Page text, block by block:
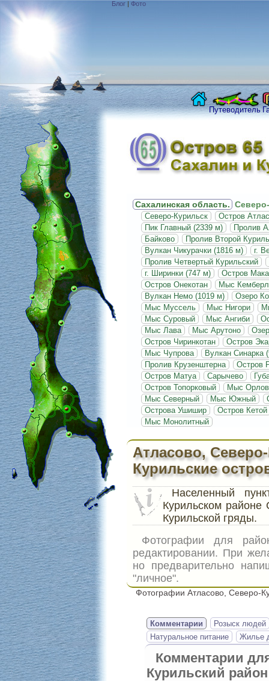
Блог | Фото
Путеводитель
Сахалинская область.
Северо-Курильск
Остров
Пик Главный (2339 м)
Пролив
Байково
Пролив Второй
Вулкан Чикурачки (1816 м)
г.
Пролив Четвертый Курильский
г. Ширинки (747 м)
Остров
Остров Онекотан
Мыс
Вулкан Немо (1019 м)
Озеро
Мыс Муссель
Мыс Нигори
Мыс Суровый
Мыс Ангиби
Мыс Лава
Мыс Арутоно
Остров Чиринкотан
Остров
Мыс Чупрова
Вулкан Синарка
Пролив Крузенштерна
Остров
Остров Матуа
Сарычево
Остров Топорковый
Мыс
Мыс Северный
Мыс Южный
Острова Ушишир
Остров Кетой
Мыс Монолитный
Атласово,
Курильские
Населенный
Курильском районе
Курильской гряды.
Фотографии для
редактировании. При
но предварительно
"личное".
Фотографии Атласово, Северо-
Комментарии
Розыск людей
Натуральное питание
Жилье
Комментарии
Курильский район